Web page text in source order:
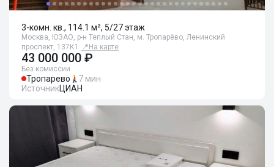
3-комн. кв., 114.1 м², 5/27 этаж
Москва, ЮЗАО, р-н Теплый Стан, м. Тропарёво, Ленинский
проспект, 137К1
📍 На карте
43 000 000 ₽
Без комиссии
Тропарево
7 мин
ИсточникЦИАН